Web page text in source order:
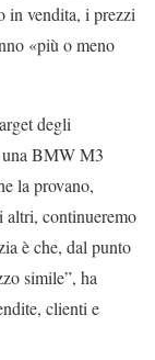
in vendita, i prezzi
«più o meno
degli
una BMW M3
la provano,
altri, continueremo
è che, dal punto
simile”, ha
clienti e